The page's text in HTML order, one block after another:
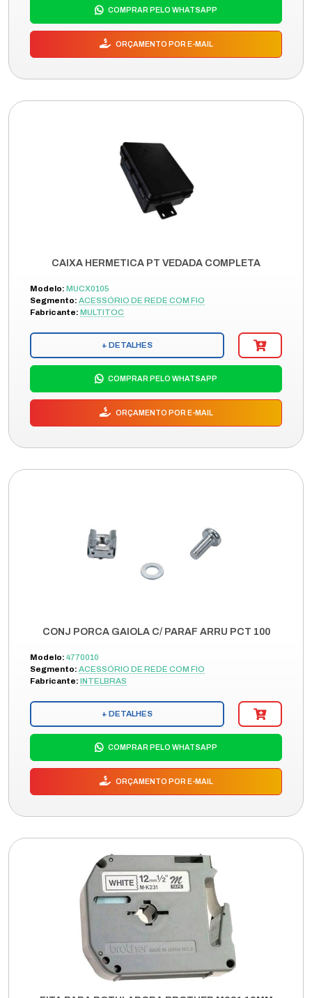
COMPRAR PELO WHATSAPP
ORÇAMENTO POR E-MAIL
CAIXA HERMETICA PT VEDADA COMPLETA
Modelo: MUCX0105
Segmento: ACESSÓRIO DE REDE COM FIO
Fabricante: MULTITOC
+ DETALHES
COMPRAR PELO WHATSAPP
ORÇAMENTO POR E-MAIL
CONJ PORCA GAIOLA C/ PARAF ARRU PCT 100
Modelo: 4770010
Segmento: ACESSÓRIO DE REDE COM FIO
Fabricante: INTELBRAS
+ DETALHES
COMPRAR PELO WHATSAPP
ORÇAMENTO POR E-MAIL